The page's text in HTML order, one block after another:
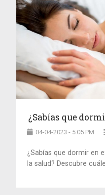
¿Sabías que
04-04-2023 - 5:05 PM
¿Sabías que dormir en
la salud? Descubre